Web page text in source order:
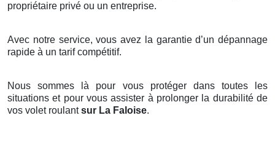
propriétaire privé ou un entreprise.
Avec notre service, vous avez la garantie d’un dépannage
rapide à un tarif compétitif.
Nous sommes là pour vous protéger dans toutes les
situations et pour vous assister à prolonger la durabilité de
vos volet roulantsur La Faloise.